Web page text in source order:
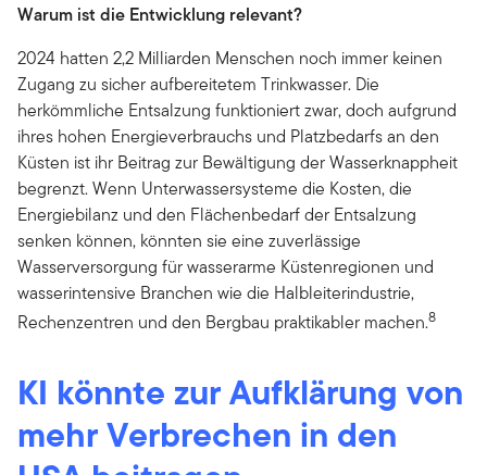
Warum ist die Entwicklung relevant?
2024 hatten 2,2 Milliarden Menschen noch immer keinen
Zugang zu sicher aufbereitetem Trinkwasser. Die
herkömmliche Entsalzung funktioniert zwar, doch aufgrund
ihres hohen Energieverbrauchs und Platzbedarfs an den
Küsten ist ihr Beitrag zur Bewältigung der Wasserknappheit
begrenzt. Wenn Unterwassersysteme die Kosten, die
Energiebilanz und den Flächenbedarf der Entsalzung
senken können, könnten sie eine zuverlässige
Wasserversorgung für wasserarme Küstenregionen und
wasserintensive Branchen wie die Halbleiterindustrie,
Rechenzentren und den Bergbau praktikabler machen.8
KI könnte zur Aufklärung von
mehr Verbrechen in den